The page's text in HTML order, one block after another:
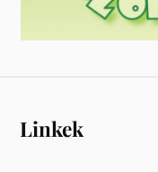
Linkek